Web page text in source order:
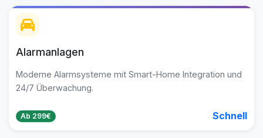
Alarmanlagen
Moderne Alarmsysteme mit Smart-Home Integration und
24/7 Überwachung.
Ab 299€ Schnell